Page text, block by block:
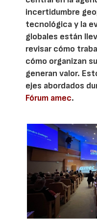
incertidumbre
tecnológica y la
globales están
revisar cómo
cómo organizan
generan valor.
ejes abordados
Fórum amec.